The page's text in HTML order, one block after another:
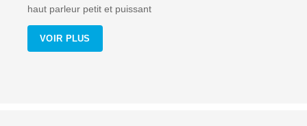
haut parleur petit et puissant
VOIR PLUS